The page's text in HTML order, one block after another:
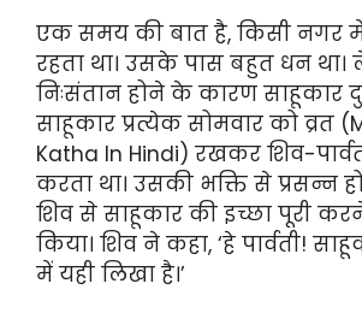
एक समय की बात है, किसी नगर
रहता था। उसके पास बहुत धन
निःसंतान होने के कारण साहूकार
साहूकार प्रत्येक सोमवार को व्रत
Katha In Hindi) रखकर शिव-
करता था। उसकी भक्ति से प्रसन्न
शिव से साहूकार की इच्छा पूरी
किया। शिव ने कहा, ‘हे पार्वती!
में यही लिखा है।’